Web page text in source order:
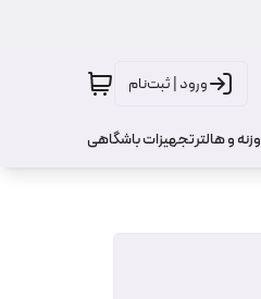
ورود | ثبت‌نام
وزنه و هالترتجهیزات باشگاهی